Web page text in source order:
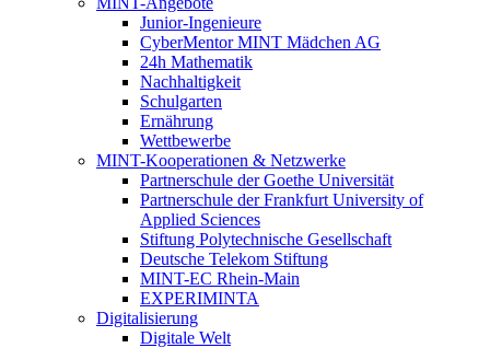
Junior-Ingenieure
CyberMentor MINT Mädchen AG
24h Mathematik
Nachhaltigkeit
Schulgarten
Ernährung
Wettbewerbe
MINT-Kooperationen & Netzwerke
Partnerschule der Goethe Universität
Partnerschule der Frankfurt University of
Applied Sciences
Stiftung Polytechnische Gesellschaft
Deutsche Telekom Stiftung
MINT-EC Rhein-Main
EXPERIMINTA
Digitalisierung
Digitale Welt